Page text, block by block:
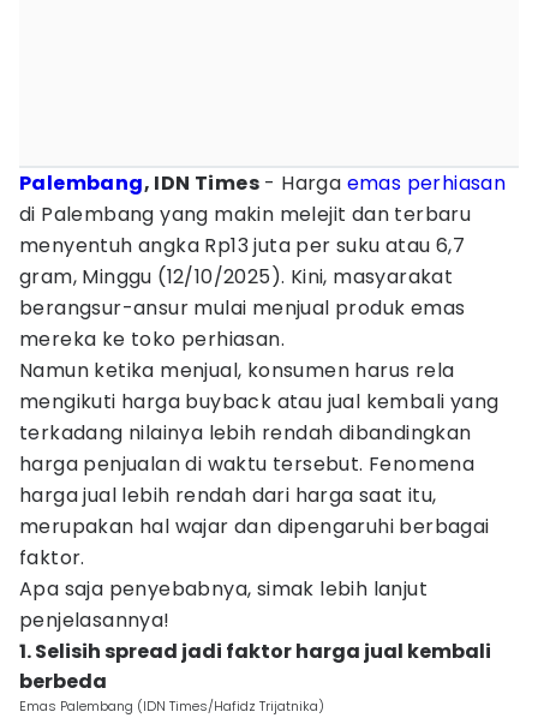
Palembang, IDN Times - Harga emas perhiasan
di Palembang yang makin melejit dan terbaru
menyentuh angka Rp13 juta per suku atau 6,7
gram, Minggu (12/10/2025). Kini, masyarakat
berangsur-ansur mulai menjual produk emas
mereka ke toko perhiasan.
Namun ketika menjual, konsumen harus rela
mengikuti harga buyback atau jual kembali yang
terkadang nilainya lebih rendah dibandingkan
harga penjualan di waktu tersebut. Fenomena
harga jual lebih rendah dari harga saat itu,
merupakan hal wajar dan dipengaruhi berbagai
faktor.
Apa saja penyebabnya, simak lebih lanjut
penjelasannya!
1. Selisih spread jadi faktor harga jual kembali
berbeda
Emas Palembang (IDN Times/Hafidz Trijatnika)